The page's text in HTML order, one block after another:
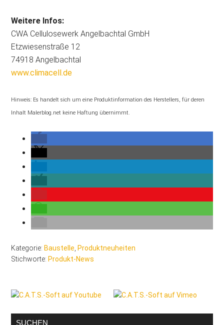
Weitere Infos:
CWA Cellulosewerk Angelbachtal GmbH
Etzwiesenstraße 12
74918 Angelbachtal
www.climacell.de
Hinweis: Es handelt sich um eine Produktinformation des Herstellers, für deren
Inhalt Malerblog.net keine Haftung übernimmt.
Kategorie: Baustelle Produktneuheiten
Stichworte: Produkt-News
Seitenspalte
SUCHEN